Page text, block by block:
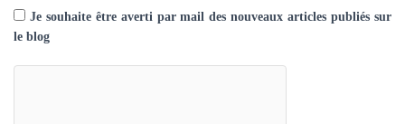
Je souhaite être averti par mail des nouveaux articles publiés sur
le blog